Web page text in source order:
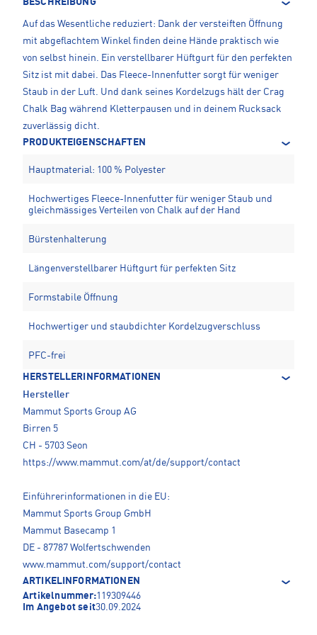
BESCHREIBUNG
Auf das Wesentliche reduziert: Dank der versteiften Öffnung
mit abgeflachtem Winkel finden deine Hände praktisch wie
von selbst hinein. Ein verstellbarer Hüftgurt für den perfekten
Sitz ist mit dabei. Das Fleece-Innenfutter sorgt für weniger
Staub in der Luft. Und dank seines Kordelzugs hält der Crag
Chalk Bag während Kletterpausen und in deinem Rucksack
zuverlässig dicht.
PRODUKTEIGENSCHAFTEN
Hauptmaterial: 100 % Polyester
Hochwertiges Fleece-Innenfutter für weniger Staub und
gleichmässiges Verteilen von Chalk auf der Hand
Bürstenhalterung
Längenverstellbarer Hüftgurt für perfekten Sitz
Formstabile Öffnung
Hochwertiger und staubdichter Kordelzugverschluss
PFC-frei
HERSTELLERINFORMATIONEN
Hersteller
Mammut Sports Group AG
Birren 5
CH - 5703 Seon
https://www.mammut.com/at/de/support/contact
Einführerinformationen in die EU:
Mammut Sports Group GmbH
Mammut Basecamp 1
DE - 87787 Wolfertschwenden
www.mammut.com/support/contact
ARTIKELINFORMATIONEN
Artikelnummer:119309446
Im Angebot seit30.09.2024